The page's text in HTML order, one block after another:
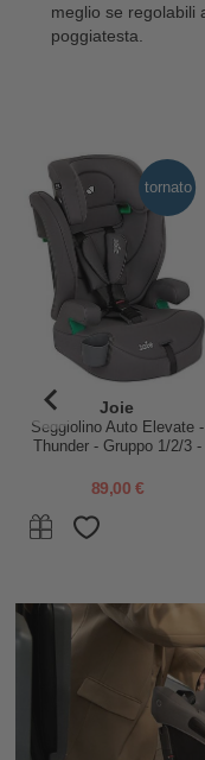
meglio se regolabili
poggiatesta.
tornato
Joie
Seggiolino Auto Elevate -
Thunder - Gruppo 1/2/3 -
89,00 €